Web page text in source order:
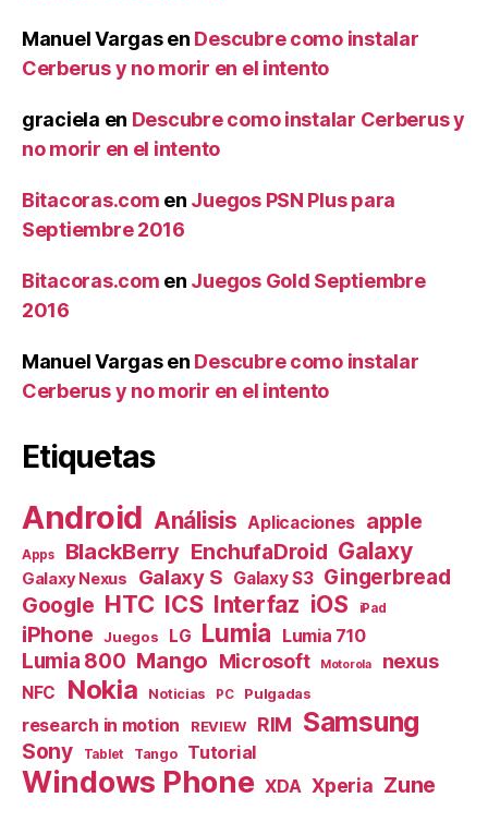
Manuel Vargasen Descubre como instalar
Cerberus y no morir en el intento
graciela en Descubre como instalar Cerberus y
no morir en el intento
Bitacoras.com en Juegos PSN Plus para
Septiembre 2016
Bitacoras.com en Juegos Gold Septiembre
2016
Manuel Vargasen Descubre como instalar
Cerberus y no morir en el intento
Etiquetas
Android Análisis Aplicaciones apple
Apps BlackBerry EnchufaDroid Galaxy
Galaxy Nexus Galaxy S Galaxy S3 Gingerbread
Google HTC ICS Interfaz iOS iPad
iPhone Juegos LG Lumia Lumia 710
Lumia 800 Mango Microsoft Motorola nexus
NFC Nokia Noticias PC Pulgadas
research in motion REVIEW RIM Samsung
Sony Tablet Tango Tutorial
Windows Phone XDA Xperia Zune